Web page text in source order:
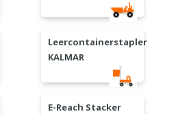
Leercontainerstapler
KALMAR
E-Reach Stacker